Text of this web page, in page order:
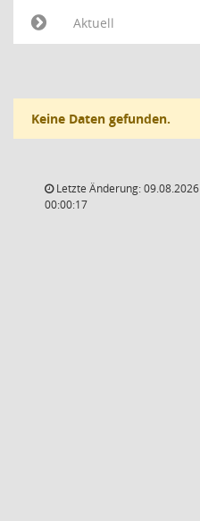
Aktuell
Keine Daten gefunden.
Letzte Änderung: 09.08.2026
00:00:17